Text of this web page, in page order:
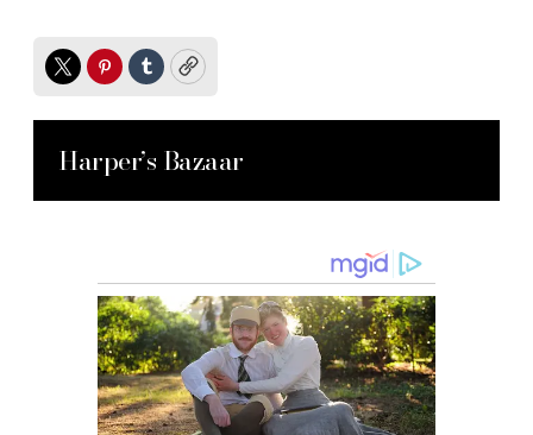
TwitterPinterest
TumblrCopy
Harper’s Bazaar